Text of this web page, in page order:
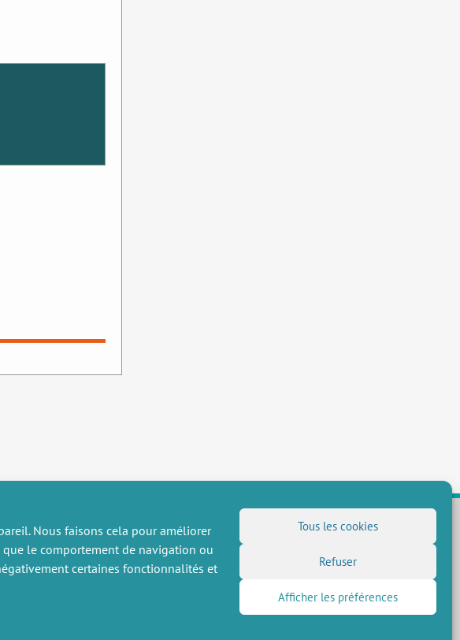
Nous faisons cela pour améliorer
le comportement de navigation ou
certaines fonctionnalités et
Tous les cookies
Refuser
Afficher les préférences
NOUS SUIVRE
Flux RSS
Réseaux sociaux